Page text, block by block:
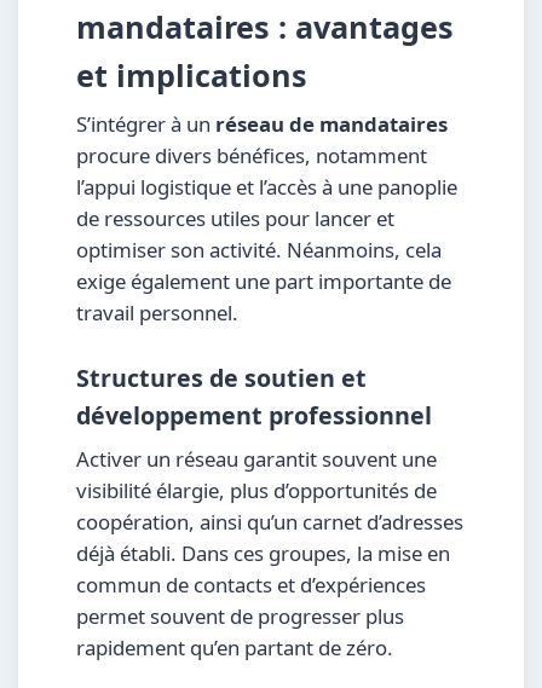
mandataires : avantages
et implications
S’intégrer à un réseau de mandataires
procure divers bénéfices, notamment
l’appui logistique et l’accès à une panoplie
de ressources utiles pour lancer et
optimiser son activité. Néanmoins, cela
exige également une part importante de
travail personnel.
Structures de soutien et
développement professionnel
Activer un réseau garantit souvent une
visibilité élargie, plus d’opportunités de
coopération, ainsi qu’un carnet d’adresses
déjà établi. Dans ces groupes, la mise en
commun de contacts et d’expériences
permet souvent de progresser plus
rapidement qu’en partant de zéro.